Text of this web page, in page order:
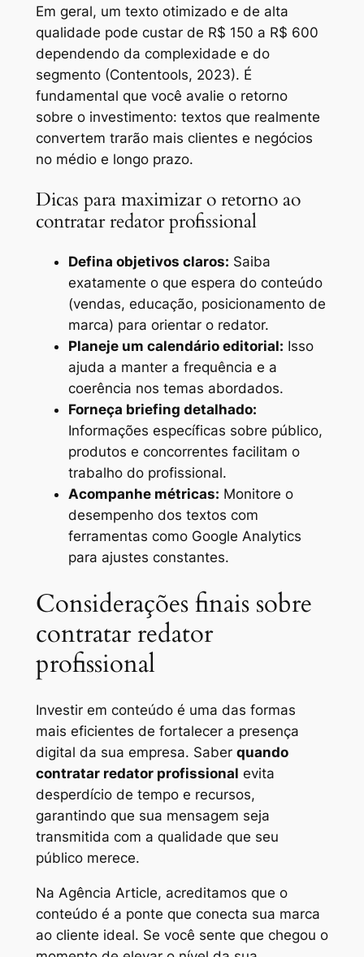
Em geral, um texto otimizado e de alta
qualidade pode custar de R$ 150 a R$ 600
dependendo da complexidade e do
segmento (Contentools, 2023). É
fundamental que você avalie o retorno
sobre o investimento: textos que realmente
convertem trarão mais clientes e negócios
no médio e longo prazo.
Dicas para maximizar o retorno ao
contratar redator profissional
Defina objetivos claros: Saiba
exatamente o que espera do conteúdo
(vendas, educação, posicionamento de
marca) para orientar o redator.
Planeje um calendário editorial: Isso
ajuda a manter a frequência e a
coerência nos temas abordados.
Forneça briefing detalhado:
Informações específicas sobre público,
produtos e concorrentes facilitam o
trabalho do profissional.
Acompanhe métricas: Monitore o
desempenho dos textos com
ferramentas como Google Analytics
para ajustes constantes.
Considerações finais sobre
contratar redator
profissional
Investir em conteúdo é uma das formas
mais eficientes de fortalecer a presença
digital da sua empresa. Saber quando
contratar redator profissional evita
desperdício de tempo e recursos,
garantindo que sua mensagem seja
transmitida com a qualidade que seu
público merece.
Na Agência Article, acreditamos que o
conteúdo é a ponte que conecta sua marca
ao cliente ideal. Se você sente que chegou o